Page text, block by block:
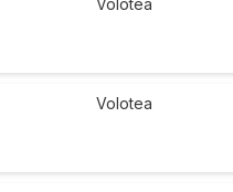
Volotea
Volotea